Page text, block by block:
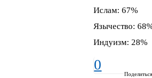
Ислам: 67%
Язычество:
Индуизм: 28%
0